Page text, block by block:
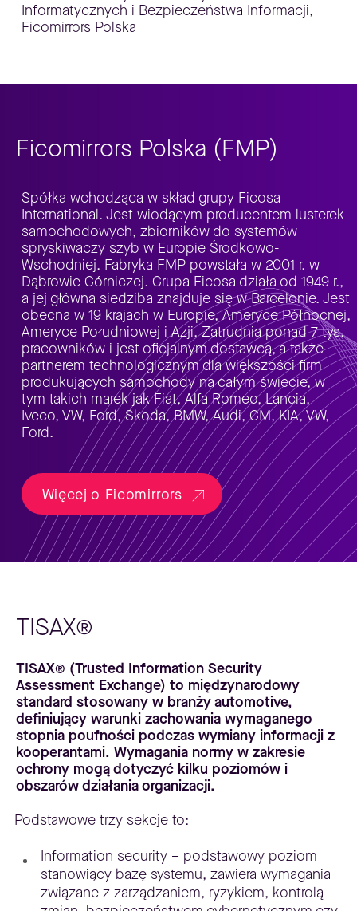
Informatycznych i Bezpieczeństwa Informacji,
Ficomirrors Polska
Ficomirrors Polska (FMP)
Spółka wchodząca w skład grupy Ficosa
International. Jest wiodącym producentem lusterek
samochodowych, zbiorników do systemów
spryskiwaczy szyb w Europie Środkowo-
Wschodniej. Fabryka FMP powstała w 2001 r. w
Dąbrowie Górniczej. Grupa Ficosa działa od 1949 r.,
a jej główna siedziba znajduje się w Barcelonie. Jest
obecna w 19 krajach w Europie, Ameryce Północnej,
Ameryce Południowej i Azji. Zatrudnia ponad 7 tys.
pracowników i jest oficjalnym dostawcą, a także
partnerem technologicznym dla większości firm
produkujących samochody na całym świecie, w
tym takich marek jak Fiat, Alfa Romeo, Lancia,
Iveco, VW, Ford, Skoda, BMW, Audi, GM, KIA, VW,
Ford.
Więcej o Ficomirrors
TISAX®
TISAX® (Trusted Information Security
Assessment Exchange) to międzynarodowy
standard stosowany w branży automotive,
definiujący warunki zachowania wymaganego
stopnia poufności podczas wymiany informacji z
kooperantami. Wymagania normy w zakresie
ochrony mogą dotyczyć kilku poziomów i
obszarów działania organizacji.
Podstawowe trzy sekcje to:
Information security – podstawowy poziom
stanowiący bazę systemu, zawiera wymagania
związane z zarządzaniem, ryzykiem, kontrolą